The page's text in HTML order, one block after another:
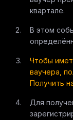
квартале.
В этом
Чтобы
ваучера,
Получить
Для